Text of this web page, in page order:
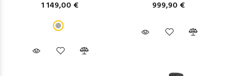
1 149,00 € 999,90 €